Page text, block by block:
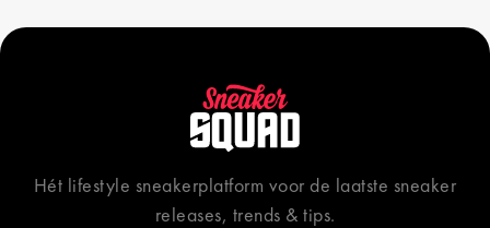
Hét lifestyle sneakerplatform voor de laatste sneaker
releases, trends & tips.